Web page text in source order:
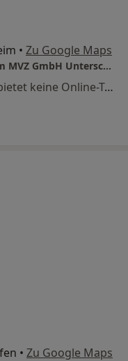
• Zu Google Maps
Zahnärzte und Implantatzentrum MVZ GmbH Unterschleißheim
Dieser Arzt bzw. diese Ärztin bietet keine Online-Terminbuchung an diesem Standort an.
• Zu Google Maps